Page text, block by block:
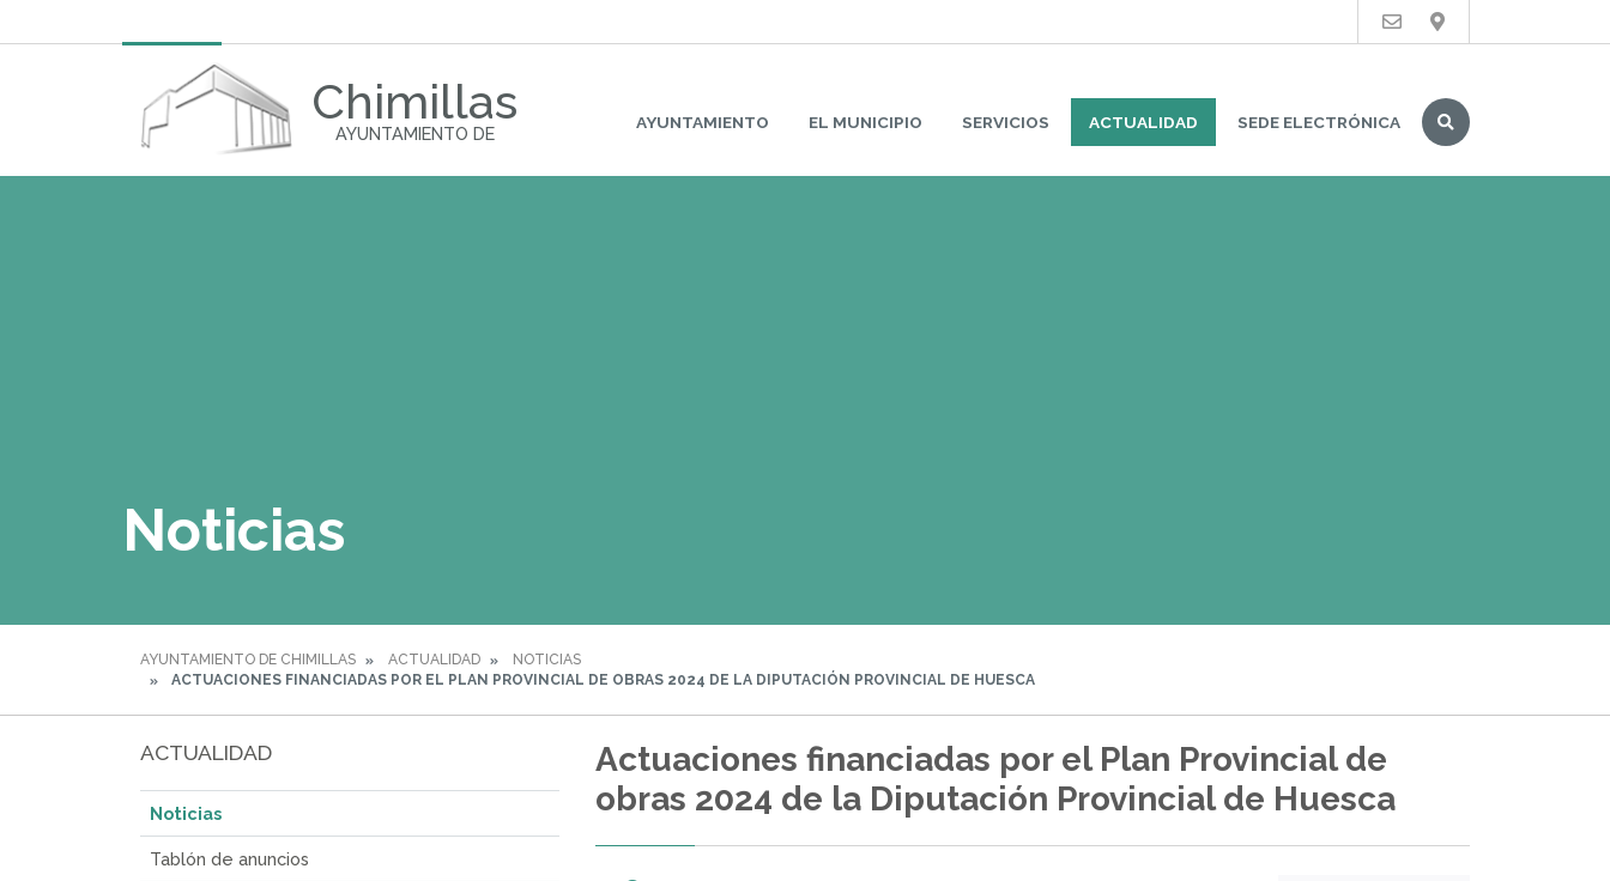
Chimillas
AYUNTAMIENTO DE
AYUNTAMIENTO EL MUNICIPIO SERVICIOS ACTUALIDAD SEDE ELECTRÓNICA
Buscar
Noticias
AYUNTAMIENTO DE CHIMILLAS ACTUALIDAD
NOTICIAS
ACTUACIONES FINANCIADAS POR EL PLAN PROVINCIAL DE OBRAS 2024 DE LA DIPUTACIÓN PROVINCIAL DE HUESCA
ACTUALIDAD
Noticias
Tablón de anuncios
Actuaciones financiadas por el Plan Provincial de
obras 2024 de la Diputación Provincial de Huesca